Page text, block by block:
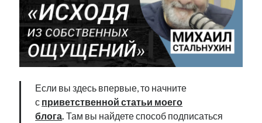
Парламент и правительство
Фотографии
Экономика
Эстония и Россия
Юмор
Метки
Если вы здесь впервые, то начните
с приветственной статьи моего
блога Там вы найдете способ подписаться